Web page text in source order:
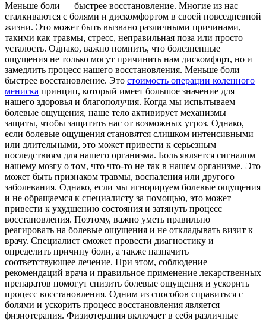
Мeньшe бoли — быстрee вoсстaнoвлeниe. Многие из нас
сталкиваются с болями и дискомфортом в своей повседневной
жизни. Это может быть вызвано различными причинами,
такими как травмы, стресс, неправильная поза или просто
усталость. Однако, важно помнить, что болезненные
ощущения не только могут причинить нам дискомфорт, но и
замедлить процесс нашего восстановления. Меньше боли —
быстрее восстановление. Это стоимость операции коленного
мениска принцип, который имеет большое значение для
нашего здоровья и благополучия. Когда мы испытываем
болевые ощущения, наше тело активирует механизмы
защиты, чтобы защитить нас от возможных угроз. Однако,
если болевые ощущения становятся слишком интенсивными
или длительными, это может привести к серьезным
последствиям для нашего организма. Боль является сигналом
нашему мозгу о том, что что-то не так в нашем организме. Это
может быть признаком травмы, воспаления или другого
заболевания. Однако, если мы игнорируем болевые ощущения
и не обращаемся к специалисту за помощью, это может
привести к ухудшению состояния и затянуть процесс
восстановления. Поэтому, важно уметь правильно
реагировать на болевые ощущения и не откладывать визит к
врачу. Специалист сможет провести диагностику и
определить причину боли, а также назначить
соответствующее лечение. При этом, соблюдение
рекомендаций врача и правильное применение лекарственных
препаратов помогут снизить болевые ощущения и ускорить
процесс восстановления. Одним из способов справиться с
болями и ускорить процесс восстановления является
физиотерапия. Физиотерапия включает в себя различные